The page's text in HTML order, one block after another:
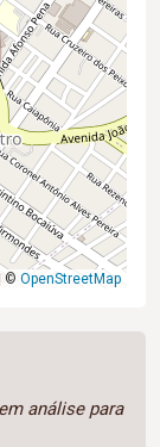
© OpenStreetMap
análise para